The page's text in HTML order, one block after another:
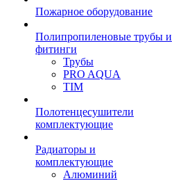
Пожарное оборудование
Полипропиленовые трубы и
фитинги
Трубы
PRO AQUA
TIM
Полотенцесушители
комплектующие
Радиаторы и
комплектующие
Алюминий